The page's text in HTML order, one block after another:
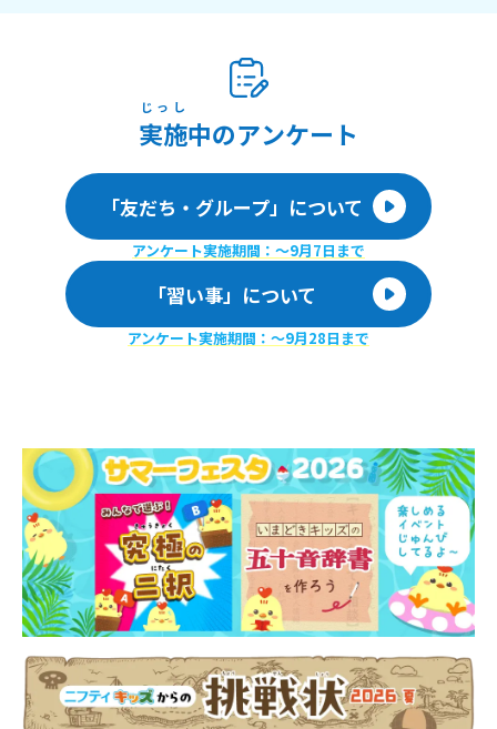
実施
じっし
中のアンケート
「友だち・グループ」について
アンケート実施期間：〜9月7日まで
「習い事」について
アンケート実施期間：〜9月28日まで